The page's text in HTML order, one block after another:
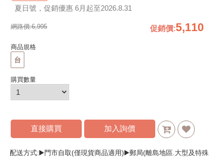
夏日號，促銷優惠 6月起至2026.8.31
網路價:6,995 促銷價:5,110
商品規格
台
購買數量
直接購買 加入詢價
配送方式:▶️門市自取(僅現貨商品適用)▶️郵局(離島地區.大型及特殊